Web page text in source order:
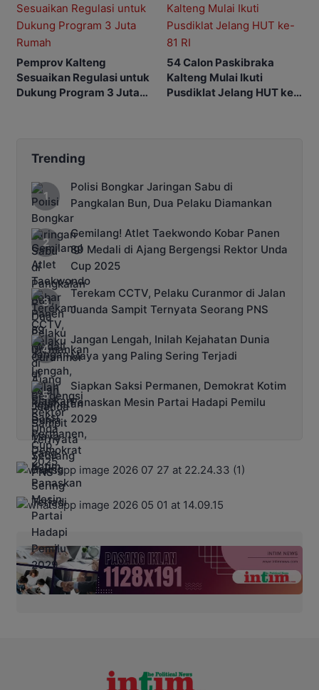
Pemprov Kalteng
Sesuaikan Regulasi untuk
Dukung Program 3 Juta
54 Calon Paskibraka
Kalteng Mulai Ikuti
Pusdiklat Jelang HUT ke-
Trending
Polisi Bongkar Jaringan Sabu di
Pangkalan Bun, Dua Pelaku Diamankan
Gemilang! Atlet Taekwondo Kobar Panen
89 Medali di Ajang Bergengsi Rektor Unda
Cup 2025
Terekam CCTV, Pelaku Curanmor di Jalan
Juanda Sampit Ternyata Seorang PNS
Jangan Lengah, Inilah Kejahatan Dunia
Maya yang Paling Sering Terjadi
Siapkan Saksi Permanen, Demokrat Kotim
Panaskan Mesin Partai Hadapi Pemilu
2029